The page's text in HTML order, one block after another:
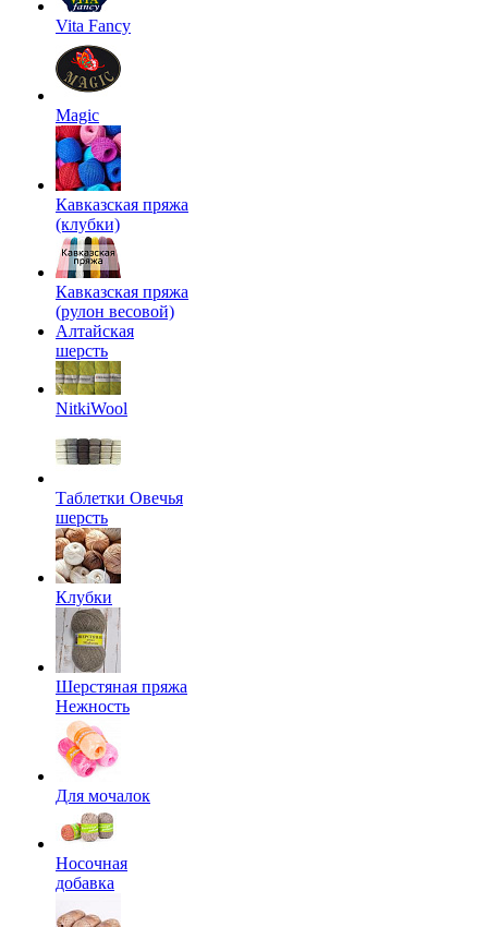
Vita Fancy
Magic
Кавказская пряжа
(клубки)
Кавказская пряжа
(рулон весовой)
Алтайская
шерсть
NitkiWool
Таблетки Овечья
шерсть
Клубки
Шерстяная пряжа
Нежность
Для мочалок
Носочная
добавка